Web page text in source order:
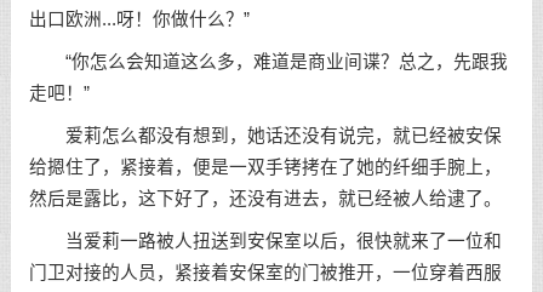
出口欧洲...呀！你做什么？”
“你怎么会知道这么多，难道是商业间谍？总之，先跟我
走吧！”
爱莉怎么都没有想到，她话还没有说完，就已经被安保
给摁住了，紧接着，便是一双手铐拷在了她的纤细手腕上，
然后是露比，这下好了，还没有进去，就已经被人给逮了。
当爱莉一路被人扭送到安保室以后，很快就来了一位和
门卫对接的人员，紧接着安保室的门被推开，一位穿着西服